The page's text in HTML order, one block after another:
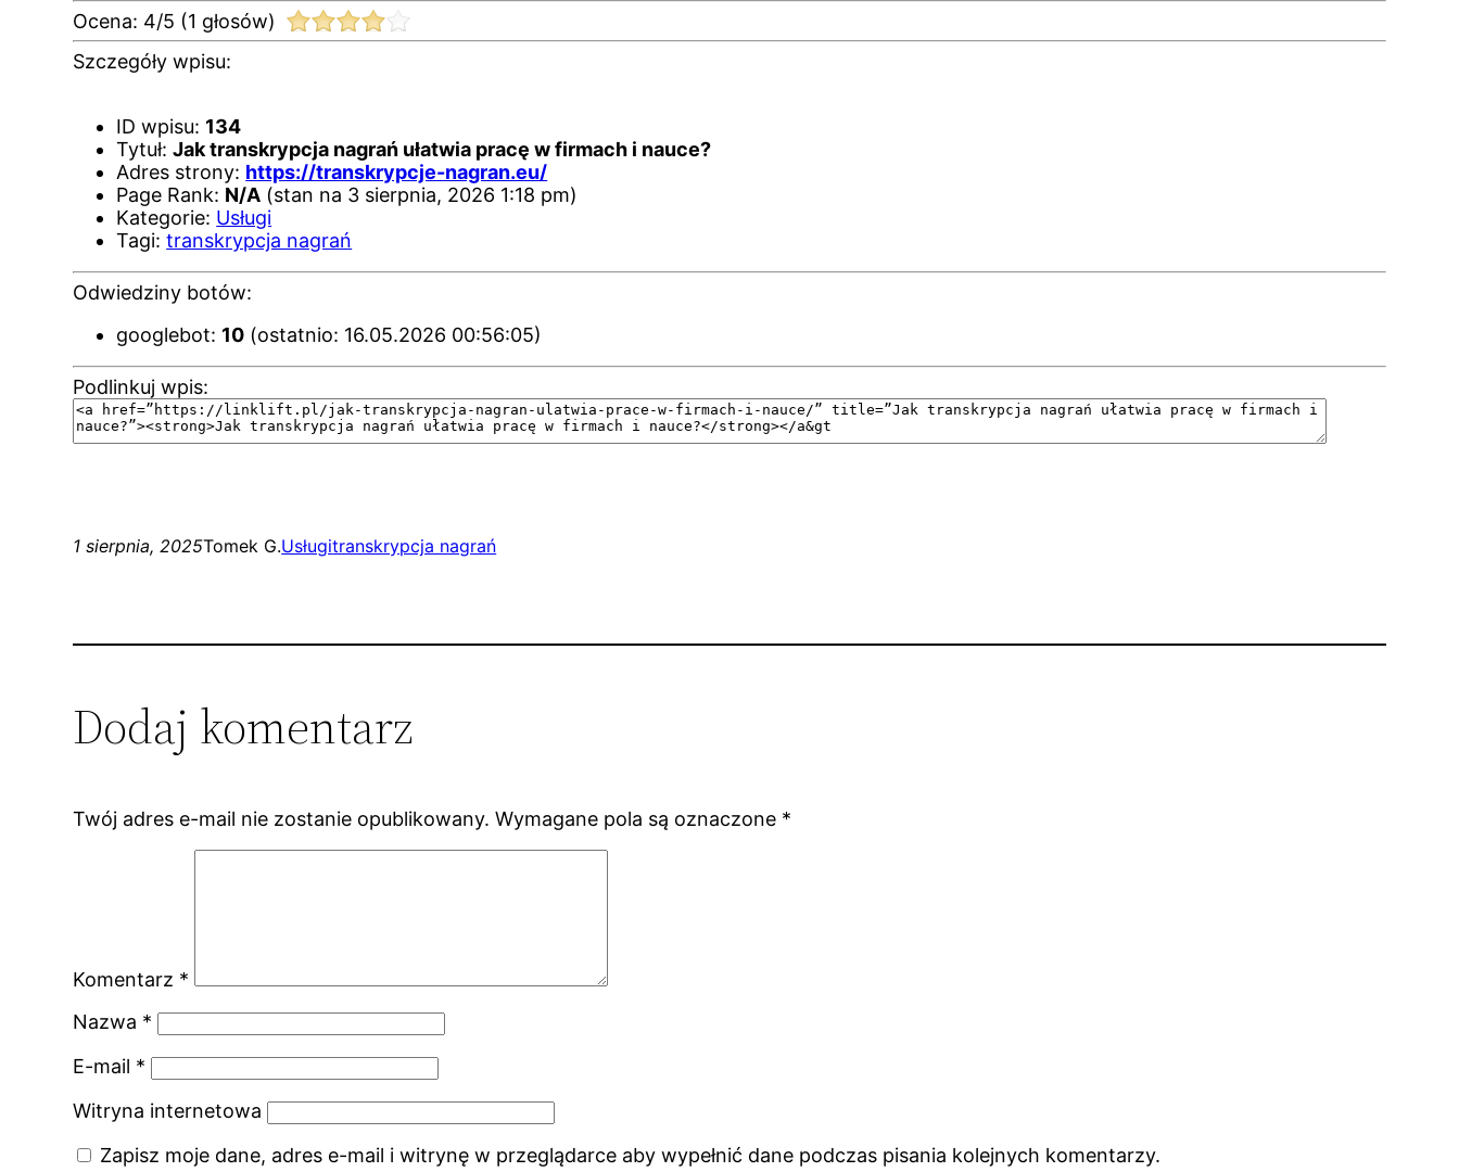
Ocena: 4/5 (1 głosów)
Szczegóły wpisu:
ID wpisu: 134
Tytuł:Jak transkrypcja nagrań ułatwia pracę w firmach i nauce?
Adres strony: https://transkrypcje-nagran.eu/
Page Rank: N/A (stan na 3 sierpnia, 2026 1:18 pm)
Kategorie: Usługi
Tagi:transkrypcja nagrań
Odwiedziny botów:
googlebot: 10 (ostatnio: 16.05.2026 00:56:05)
Podlinkuj wpis:
1 sierpnia, 2025Tomek G.Usługitranskrypcja nagrań
Dodaj komentarz
Twój adres e-mail nie zostanie opublikowany. Wymagane pola są oznaczone *
Komentarz *
Nazwa *
E-mail *
Witryna internetowa
Zapisz moje dane, adres e-mail i witrynę w przeglądarce aby wypełnić dane podczas pisania kolejnych komentarzy.